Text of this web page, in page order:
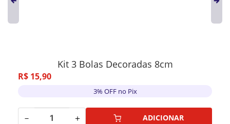
Kit 3 Bolas Decoradas 8cm
R$ 15,90
3% OFF no Pix
－ ＋ ADICIONAR